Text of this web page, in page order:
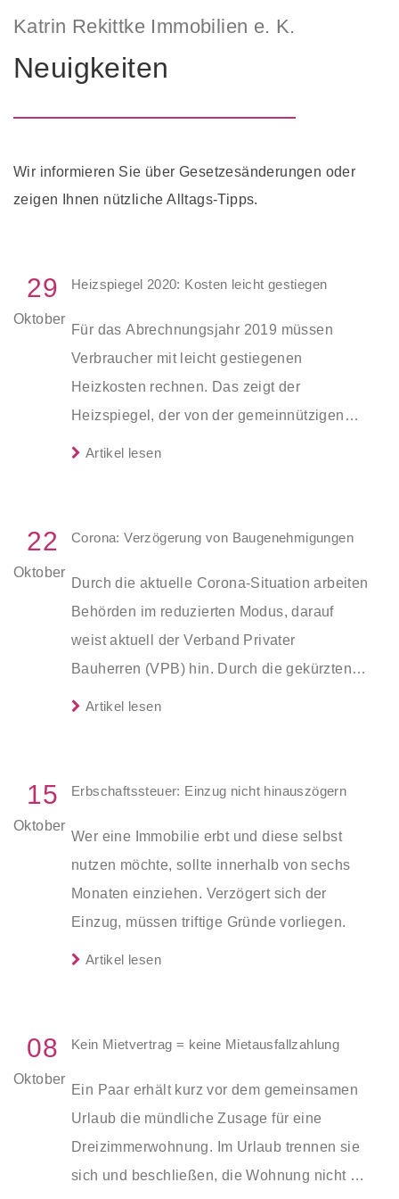
Katrin Rekittke Immobilien e. K.
Neuigkeiten
Wir informieren Sie über Gesetzesänderungen oder
zeigen Ihnen nützliche Alltags-Tipps.
29
Oktober
Heizspiegel 2020: Kosten leicht gestiegen
Für das Abrechnungsjahr 2019 müssen
Verbraucher mit leicht gestiegenen
Heizkosten rechnen. Das zeigt der
Heizspiegel, der von der gemeinnützigen
Beratungsgesellschaft co2online
Artikel lesen
22
Oktober
Corona: Verzögerung von Baugenehmigungen
Durch die aktuelle Corona-Situation arbeiten
Behörden im reduzierten Modus, darauf
weist aktuell der Verband Privater
Bauherren (VPB) hin. Durch die gekürzten
Sprechzeiten verzögern sich häufig
Artikel lesen
15
Oktober
Erbschaftssteuer: Einzug nicht hinauszögern
Wer eine Immobilie erbt und diese selbst
nutzen möchte, sollte innerhalb von sechs
Monaten einziehen. Verzögert sich der
Einzug, müssen triftige Gründe vorliegen.
Artikel lesen
08
Oktober
Kein Mietvertrag = keine Mietausfallzahlung
Ein Paar erhält kurz vor dem gemeinsamen
Urlaub die mündliche Zusage für eine
Dreizimmerwohnung. Im Urlaub trennen sie
sich und beschließen, die Wohnung nicht zu